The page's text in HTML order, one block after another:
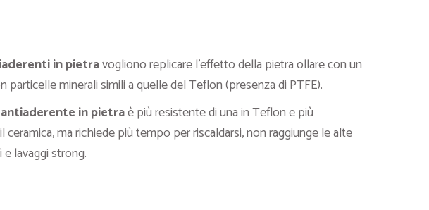
in pietravogliono replicare l’effetto della pietra ollare con un
minerali simili a quelle del Teflon (presenza di PTFE).
in pietraè più resistente di una in Teflon e più
ceramica, ma richiede più tempo per riscaldarsi, non raggiunge le alte
lavaggi strong.